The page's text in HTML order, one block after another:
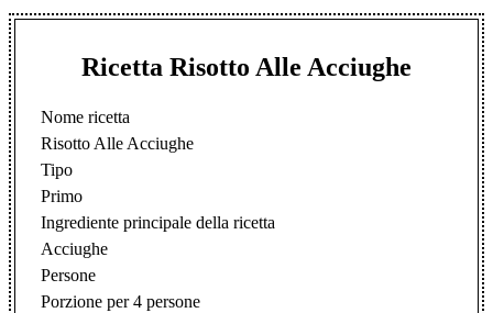
Ricetta Risotto Alle Acciughe
Nome ricetta
Risotto Alle Acciughe
Tipo
Primo
Ingrediente principale della ricetta
Acciughe
Persone
Porzione per 4 persone